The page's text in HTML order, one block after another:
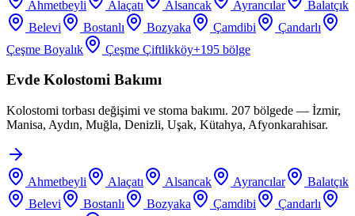
Ahmetbeyli Alaçatı Alsancak Ayrancılar
Balatçık
Belevi
Bostanlı Bozyaka Çamdibi
Çandarlı
Çeşme Boyalık
Çeşme Çiftlikköy+195 bölge
Evde Kolostomi Bakımı
Kolostomi torbası değişimi ve stoma bakımı. 207 bölgede — İzmir,
Manisa, Aydın, Muğla, Denizli, Uşak, Kütahya, Afyonkarahisar.
Ahmetbeyli Alaçatı Alsancak Ayrancılar
Balatçık
Belevi
Bostanlı Bozyaka Çamdibi
Çandarlı